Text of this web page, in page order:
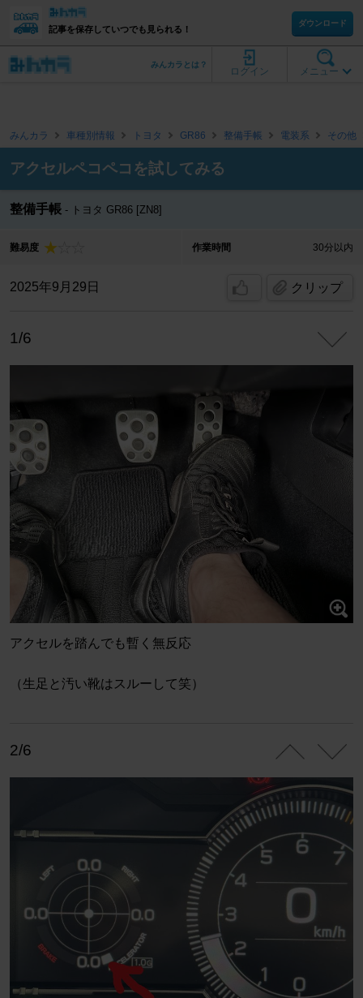
記事を保存していつでも見られる！
ダウンロード
メニュー
ログイン
みんカラとは？
みんカラ 車種別情報 トヨタ GR86 整備手帳 電装系 その他
アクセルペコペコを試してみる
整備手帳 トヨタ GR86 [ZN8]
難易度 作業時間 30分以内
2025年9月29日 クリップ
1/6
アクセルを踏んでも暫く無反応
（生足と汚い靴はスルーして笑）
2/6